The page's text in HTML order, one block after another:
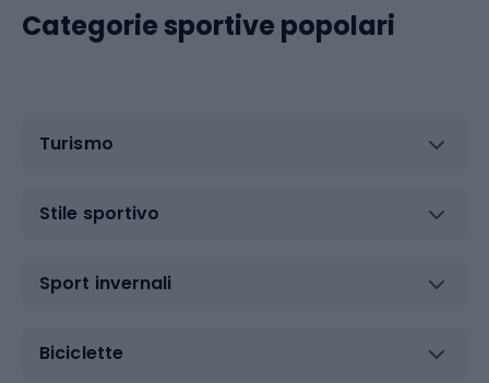
Categorie sportive popolari
Turismo
Stile sportivo
Sport invernali
Biciclette